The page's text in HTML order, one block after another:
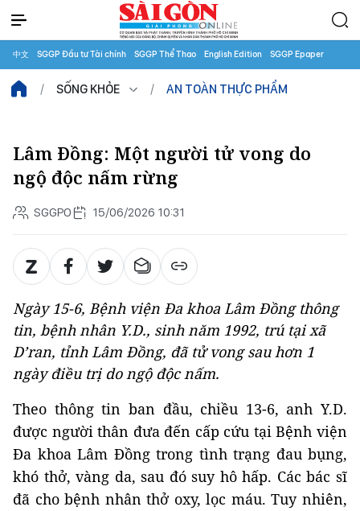
中文 SGGP Đầu tư Tài chính SGGP Thể Thao English Edition SGGP Epaper
SỐNG KHỎE AN TOÀN THỰC PHẨM
Lâm Đồng: Một người tử vong do
ngộ độc nấm rừng
SGGPO 15/06/2026 10:31
Ngày 15-6, Bệnh viện Đa khoa Lâm Đồng thông
tin, bệnh nhân Y.D., sinh năm 1992, trú tại xã
D’ran, tỉnh Lâm Đồng, đã tử vong sau hơn 1
ngày điều trị do ngộ độc nấm.
Theo thông tin ban đầu, chiều 13-6, anh Y.D.
được người thân đưa đến cấp cứu tại Bệnh viện
Đa khoa Lâm Đồng trong tình trạng đau bụng,
khó thở, vàng da, sau đó suy hô hấp. Các bác sĩ
đã cho bệnh nhân thở oxy, lọc máu. Tuy nhiên,